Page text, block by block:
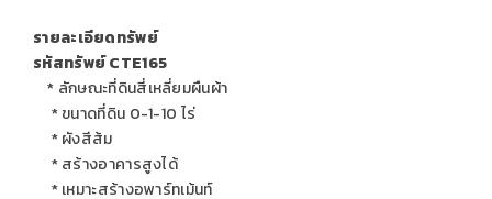
รายละเอียดทรัพย์
รหัสทรัพย์ CTE165
* ลักษณะที่ดินสี่เหลี่ยมผืนผ้า
* ขนาดที่ดิน 0-1-10 ไร่
* ผังสีส้ม
* สร้างอาคารสูงได้
* เหมาะสร้างอพาร์ทเม้นท์